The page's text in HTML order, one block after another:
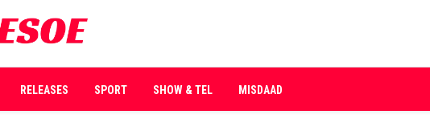
RELEASES SPORT SHOW & TEL MISDAAD